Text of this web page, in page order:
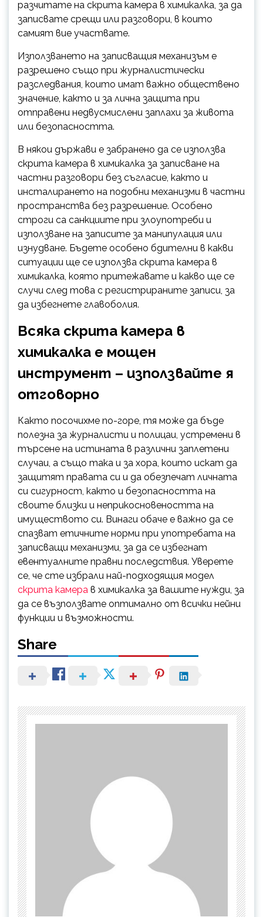
разчитате на скрита камера в химикалка, за да
записвате срещи или разговори, в които
самият вие участвате.
Използването на записващия механизъм е
разрешено също при журналистически
разследвания, които имат важно обществено
значение, както и за лична защита при
отправени недвусмислени заплахи за живота
или безопасността.
В някои държави е забранено да се използва
скрита камера в химикалка за записване на
частни разговори без съгласие, както и
инсталирането на подобни механизми в частни
пространства без разрешение. Особено
строги са санкциите при злоупотреби и
използване на записите за манипулация или
изнудване. Бъдете особено бдителни в какви
ситуации ще се използва скрита камера в
химикалка, която притежавате и какво ще се
случи след това с регистрираните записи, за
да избегнете главоболия.
Всяка скрита камера в
химикалка е мощен
инструмент – използвайте я
отговорно
Както посочихме по-горе, тя може да бъде
полезна за журналисти и полицаи, устремени в
търсене на истината в различни заплетени
случаи, а също така и за хора, които искат да
защитят правата си и да обезпечат личната
си сигурност, както и безопасността на
своите близки и неприкосновеността на
имуществото си. Винаги обаче е важно да се
спазват етичните норми при употребата на
записващи механизми, за да се избегнат
евентуалните правни последствия. Уверете
се, че сте избрали най-подходящия модел
скрита камера в химикалка за вашите нужди, за
да се възползвате оптимално от всички нейни
функции и възможности.
Share